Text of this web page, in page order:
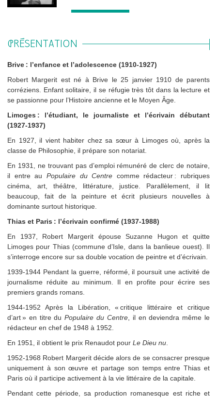
PRÉSENTATION
Brive : l’enfance et l’adolescence (1910-1927)
Robert Margerit est né à Brive le 25 janvier 1910 de parents
corréziens. Enfant solitaire, il se réfugie très tôt dans la lecture et
se passionne pour l’Histoire ancienne et le Moyen Âge.
Limoges : l’étudiant, le journaliste et l’écrivain débutant
(1927-1937)
En 1927, il vient habiter chez sa sœur à Limoges où, après la
classe de Philosophie, il prépare son notariat.
En 1931, ne trouvant pas d’emploi rémunéré de clerc de notaire,
il entre au Populaire du Centre comme rédacteur : rubriques
cinéma, art, théâtre, littérature, justice. Parallèlement, il lit
beaucoup, fait de la peinture et écrit plusieurs nouvelles à
dominante surtout historique.
Thias et Paris : l’écrivain confirmé (1937-1988)
En 1937, Robert Margerit épouse Suzanne Hugon et quitte
Limoges pour Thias (commune d’Isle, dans la banlieue ouest). Il
s’interroge encore sur sa double vocation de peintre et d’écrivain.
1939-1944 Pendant la guerre, réformé, il poursuit une activité de
journalisme réduite au minimum. Il en profite pour écrire ses
premiers grands romans.
1944-1952 Après la Libération, « critique littéraire et critique
d’art » en titre duPopulaire du Centre, il en deviendra même le
rédacteur en chef de 1948 à 1952.
En 1951, il obtient le prix Renaudot pour Le Dieu nu
1952-1968 Robert Margerit décide alors de se consacrer presque
uniquement à son œuvre et partage son temps entre Thias et
Paris où il participe activement à la vie littéraire de la capitale.
Pendant cette période, sa production romanesque est riche et